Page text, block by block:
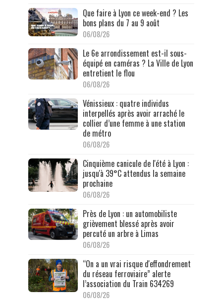
Que faire à Lyon ce week-end ? Les
bons plans du 7 au 9 août
06/08/26
Le 6e arrondissement est-il sous-
équipé en caméras ? La Ville de Lyon
entretient le flou
06/08/26
Vénissieux : quatre individus
interpellés après avoir arraché le
collier d’une femme à une station
de métro
06/08/26
Cinquième canicule de l'été à Lyon :
jusqu'à 39°C attendus la semaine
prochaine
06/08/26
Près de Lyon : un automobiliste
grièvement blessé après avoir
percuté un arbre à Limas
06/08/26
“On a un vrai risque d'effondrement
du réseau ferroviaire” alerte
l’association du Train 634269
06/08/26